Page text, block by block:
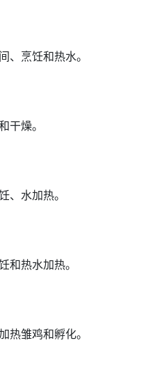
、烹饪和热水。
干燥。
、水加热。
和热水加热。
热雏鸡和孵化。